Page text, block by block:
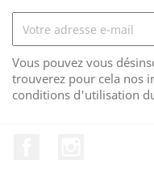
Vous pouvez vous
trouverez pour cela nos
conditions d'utilisation